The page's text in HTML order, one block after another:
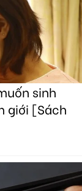
sinh
giới [Sách